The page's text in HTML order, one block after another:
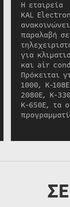
Η εταιρεία
KAL
παραλαβή
για
και air
Πρόκειται
1000, K-
2080E, K-
K-650E, τα